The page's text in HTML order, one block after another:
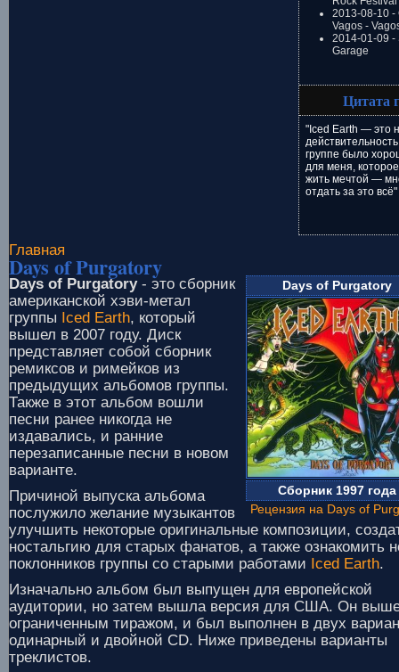
2013-08-10 -
Vagos -
2014-01-09 -
Garage
Цитата
"Iced Earth — это
группе было
для меня,
жить мечтой —
отдать за это всё"
Главная
Days of Purgatory
Days of Purgatory
Сборник 1997 года
Рецензия на Days of
Days of Purgatory- это сборник
американской хэви-метал
группы Iced Earth, который
вышел в 2007 году. Диск
представляет собой сборник
ремиксов и римейков из
предыдущих альбомов группы.
Также в этот альбом вошли
песни ранее никогда не
издавались, и ранние
перезаписанные песни в новом
варианте.
Причиной выпуска альбома
послужило желание музыкантов
улучшить некоторые оригинальные композиции,
ностальгию для старых фанатов, а также ознакомить
поклонников группы со старыми работами Iced Earth.
Изначально альбом был выпущен для европейской
аудитории, но затем вышла версия для США. Он
ограниченным тиражом, и был выполнен в двух
одинарный и двойной CD. Ниже приведены варианты
треклистов.